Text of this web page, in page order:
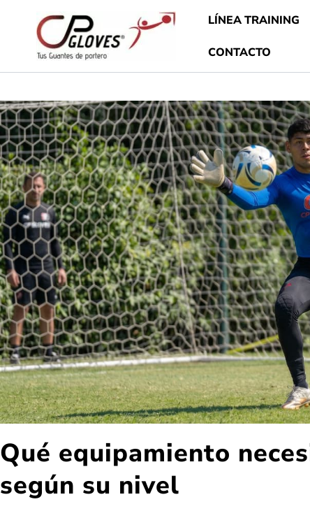
contenido
LÍNEA TRAINING
CONTACTO
Qué equipamiento
según su nivel